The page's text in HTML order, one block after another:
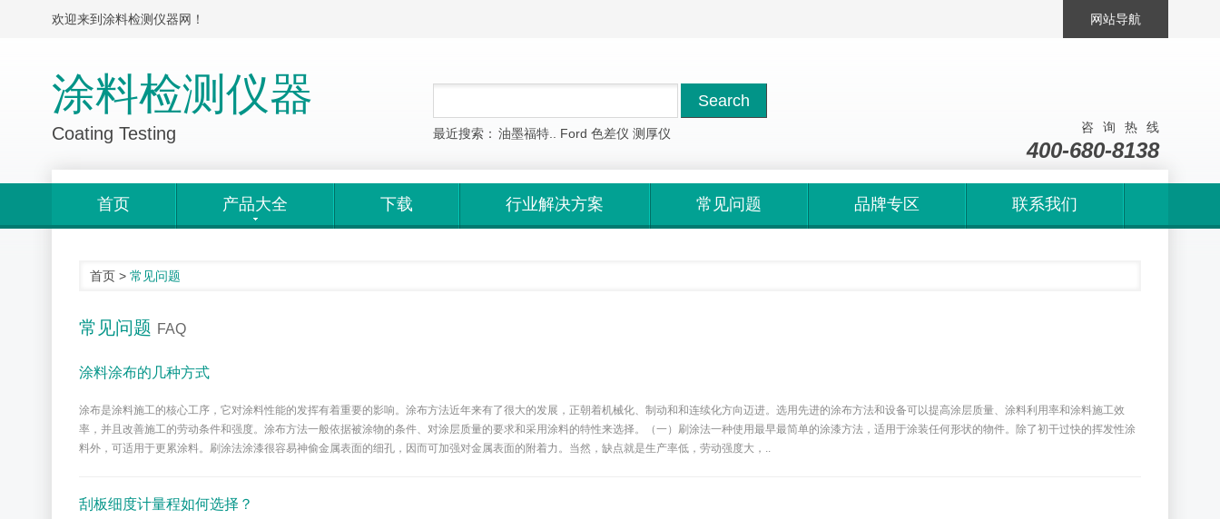
网站导航
欢迎来到涂料检测仪器网！
涂料检测仪器
Coating Testing 最近搜索： 油墨福特.. Ford 色差仪 测厚仪 咨询热线
400-680-8138
首页 产品大全 下载 行业解决方案 常见问题 品牌专区 联系我们
首页 > 常见问题
常见问题 FAQ
涂料涂布的几种方式
涂布是涂料施工的核心工序，它对涂料性能的发挥有着重要的影响。涂布方法近年来有了很大的发展，正朝着机械化、制动和和连续化方向迈进。选用先进的涂布方法和设备可以提高涂层质量、涂料利用率和涂料施工效
率，并且改善施工的劳动条件和强度。涂布方法一般依据被涂物的条件、对涂层质量的要求和采用涂料的特性来选择。（一）刷涂法一种使用最早最简单的涂漆方法，适用于涂装任何形状的物件。除了初干过快的挥发性涂
料外，可适用于更累涂料。刷涂法涂漆很容易神偷金属表面的细孔，因而可加强对金属表面的附着力。当然，缺点就是生产率低，劳动强度大，..
刮板细度计量程如何选择？